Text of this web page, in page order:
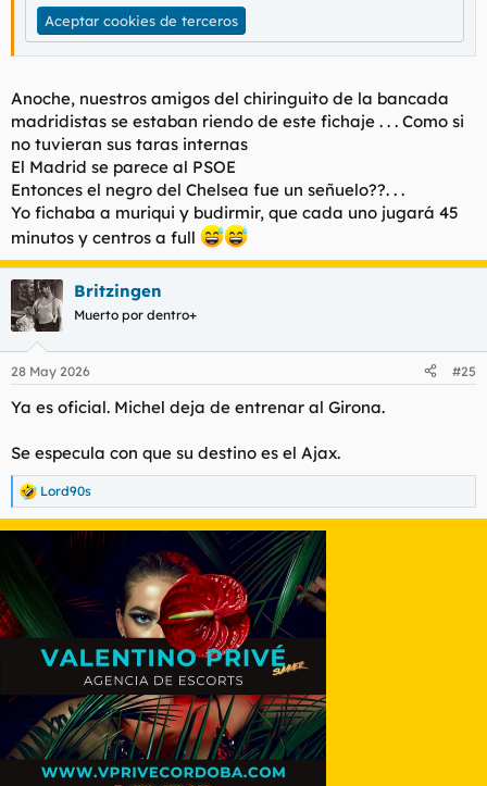
Aceptar cookies de terceros
Anoche, nuestros amigos del chiringuito de la bancada
madridistas se estaban riendo de este fichaje . . . Como si
no tuvieran sus taras internas
El Madrid se parece al PSOE
Entonces el negro del Chelsea fue un señuelo??. . .
Yo fichaba a muriqui y budirmir, que cada uno jugará 45
minutos y centros a full
Britzingen
Muerto por dentro+
28 May 2026 #25
Ya es oficial. Michel deja de entrenar al Girona.
Se especula con que su destino es el Ajax.
R
e
a
o
n
e
Lord90s